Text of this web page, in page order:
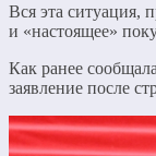
Вся эта ситуация,
и «настоящее»
Как ранее
заявление после